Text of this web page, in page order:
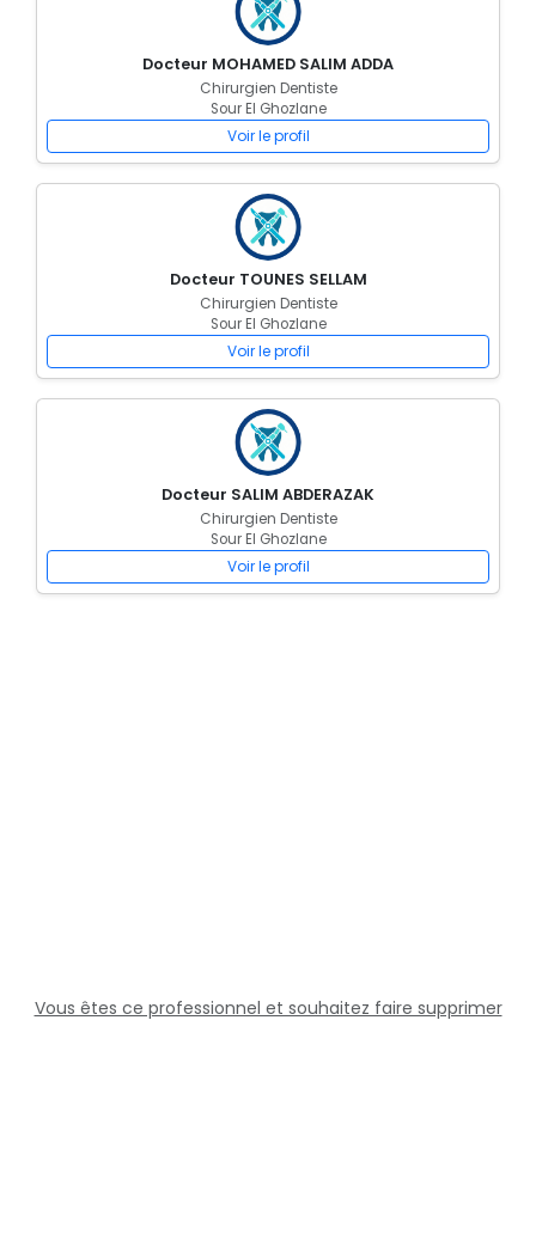
Docteur MOHAMED SALIM ADDA
Chirurgien Dentiste
Sour El Ghozlane
Voir le profil
Docteur TOUNES SELLAM
Chirurgien Dentiste
Sour El Ghozlane
Voir le profil
Docteur SALIM ABDERAZAK
Chirurgien Dentiste
Sour El Ghozlane
Voir le profil
Vous êtes ce professionnel et souhaitez faire supprimer